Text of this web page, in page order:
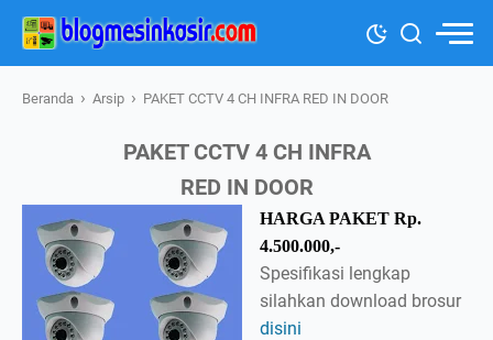
Beranda › Arsip › PAKET CCTV 4 CH INFRA RED IN DOOR
PAKET CCTV 4 CH INFRA
RED IN DOOR
HARGA PAKET Rp.
4.500.000,-
Spesifikasi lengkap
silahkan download brosur
disini